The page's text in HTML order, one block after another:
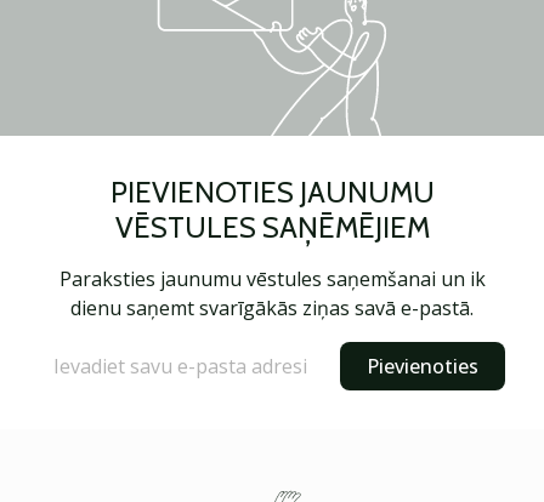
PIEVIENOTIES JAUNUMU
VĒSTULES SAŅĒMĒJIEM
Paraksties jaunumu vēstules saņemšanai un ik
dienu saņemt svarīgākās ziņas savā e-pastā.
Pievienoties